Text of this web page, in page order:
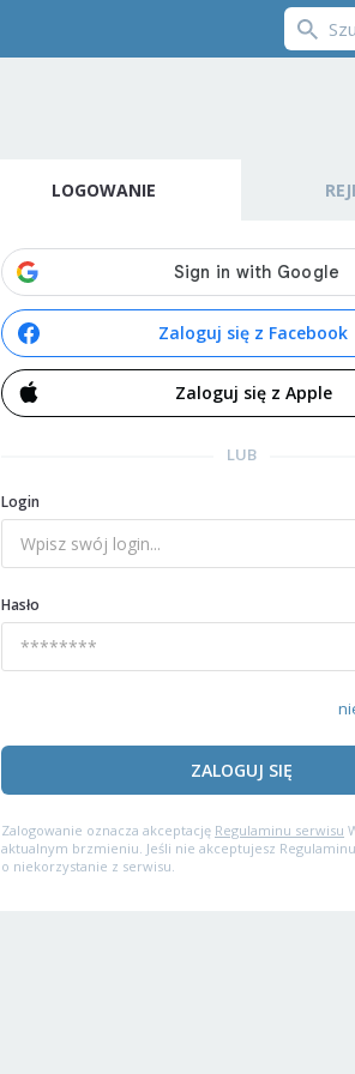
LOGOWANIE
Zaloguj się z Facebook
Zaloguj się z Apple
LUB
Login
Hasło
ZALOGUJ SIĘ
Zalogowanie oznacza akceptację Regulaminu serwisu
aktualnym brzmieniu. Jeśli nie akceptujesz
o niekorzystanie z serwisu.